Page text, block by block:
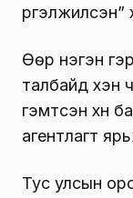
а
ч
Өөр нэгэн
талбайд хэн
гэмтсэн хүн
агентлагт
Тус улсын